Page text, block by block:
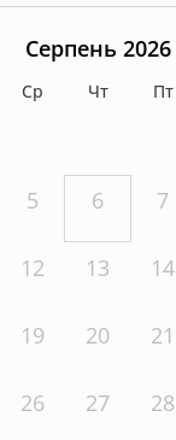
Серпень 2026
Ср Чт Пт
5 6 7
12 13 14
19 20 21
26 27 28